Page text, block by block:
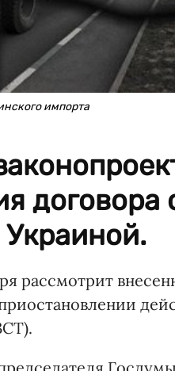
импорта
договора
Украиной.
рассмотрит